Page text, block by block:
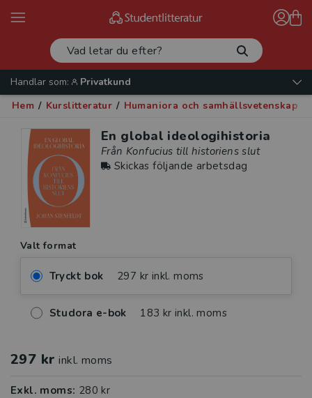
Handlar som:
Privatkund
Hem / Kurslitteratur / Humaniora och samhällsvetenskap
En global ideologihistoria
Från Konfucius till historiens slut
Skickas följande arbetsdag
Valt format
Tryckt bok 297 kr inkl. moms
Studora e-bok 183 kr inkl. moms
297 kr inkl. moms
Exkl. moms: 280 kr